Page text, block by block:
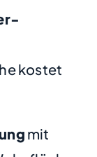
kostet
mit